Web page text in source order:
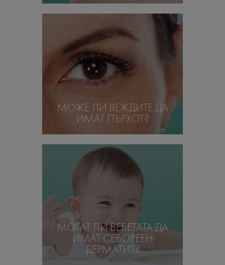
МОЖЕ ЛИ ВЕЖДИТЕ ДА
ИМАТ ПЪРХОТ?
МОГАТ ЛИ БЕБЕТАТА ДА
ИМАТ СЕБОРЕЕН
ДЕРМАТИТ?